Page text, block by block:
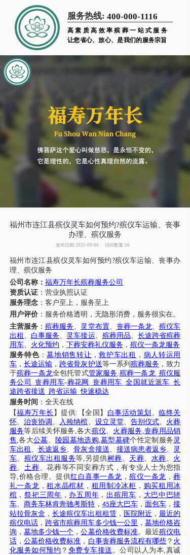
服务热线: 400-000-1116
高素质高效率殡葬一站式服务
让您省心、放心、是我们的服务宗旨
福州市连江县殡仪灵车如何预约?殡仪车运输、丧事
办理、殡仪服务
发布日期:2025-09-06 访问数量:56
福州 市连江县殡仪灵车如何预约 ?殡仪车运输、丧事办
理、 殡仪服务
公司名称： 福寿万年长殡葬服务公司
资质认证：营业执照认证
服务理念：客户至上，服务至上
用户评价： 服务价格透明，无隐形消费，服务很实在。
主营服务 ：殡葬服务、 灵堂布置、 丧葬一条龙、殡仪车
出租 、 白事服务、 灵车接运、 殡葬用品、 长途跨省殡葬
用车、 火化预约 ， 下葬安葬礼仪服务 ， 殡仪一条龙服务
服务特色：墓地销售转让 ，救护车出租 ， 病人转运用
车， 长途运输 ，跨省骨灰护送等一系列 殡葬服务 ，致力
于殡葬一条龙全包托管式管家服务 .殡葬一条龙_ 殡仪服
务公司
_丧葬用车-葬花网 丧葬用车 全国就近派车 长
途跨省接送 跨省运输_快速稳达
服务时间 ：全天在线
【福寿万年长 】提供:【全国】 白事活动策划 、临终关
怀、 治丧协调 、 入殓纳棺、 设立灵堂、 告别仪式、 火葬
服务等后续关怀服务 ,各大殡仪、 火葬服务 ,丧葬用品销
售,各大公墓、 陵园墓地选购,墓型墓碑个性定制服务 灵
车出租 、长途返乡、骨灰盒接送、 接送病患者返乡、
灵
车、 殡仪车出租服务等,另提供树葬、 天葬、 水葬、 火
葬、土葬、花葬等不同安葬方式，有专业人士为您指
导,价格合理。提供红白喜事一条龙 ，殡仪一条龙 ，葬
礼一条龙 ，租水晶棺材 ， 租用制冷冰柜 ， 购买租用冰
棺 ，祭祀三周年 ， 办五周年 ， 出殡用车 ， 大巴中巴轿
车、 商务车林肯奔驰考斯特 ， 45座大巴车， 面包车 ，接
站拉骨灰盒 ，长途殡仪车出租租赁， 医院附近 ，最近的
殡仪电话 ，跨省市殡葬用车多少钱一公里 ，墓地价格咨
询 ， 墓地多少钱一个 ，公墓价格收费标准。最近殡仪电
话， 公墓价格收费标准 ， 白事丧葬服务流程有哪些 ？ 火
化服务如何预约 ？ 免费专车接送 。公司以人为本,真诚